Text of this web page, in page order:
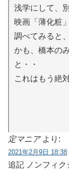
浅学にして、
映画「薄化粧
調べてみると
かも、橋本の
と・・
これはもう絶
定マニア より:
2021年2月9日 18:38
追記 ノンフィ